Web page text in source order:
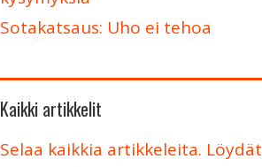
Sotakatsaus: Uho ei tehoa
Kaikki artikkelit
Selaa kaikkia artikkeleita. Löydät